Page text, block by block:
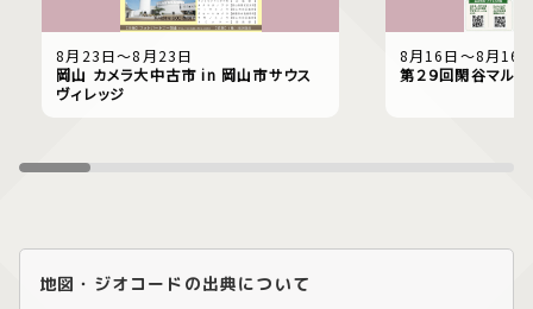
8月23日〜8月23日
岡山 カメラ大中古市 in 岡山市サウス
ヴィレッジ
8月16日〜8月16
第２９回閑谷マルシ
地図・ジオコードの出典について